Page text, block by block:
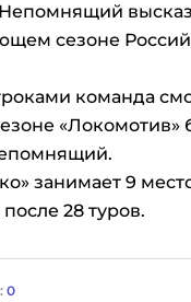
сезоне
команда
«Локомотив»
занимает 9
28 туров.
0